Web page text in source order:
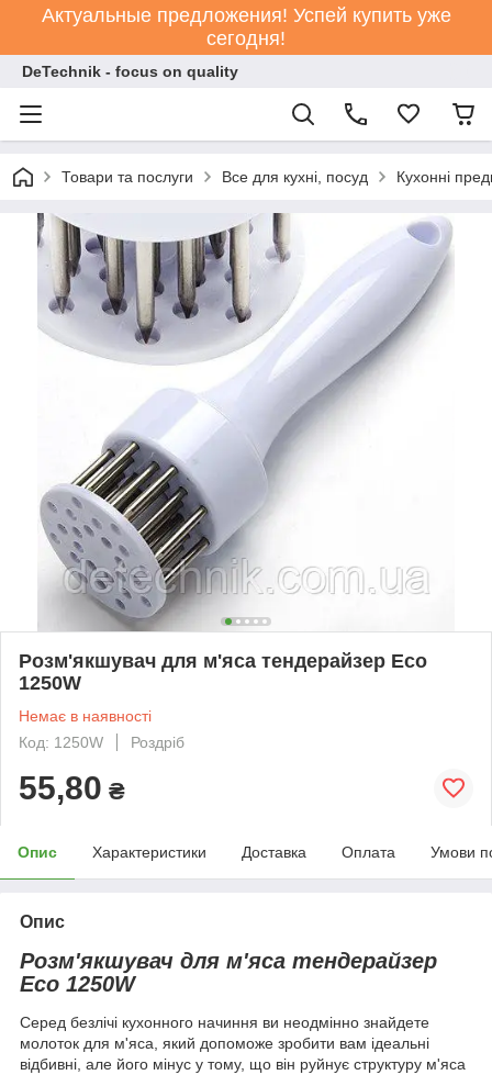
Актуальные предложения! Успей купить уже
сегодня!
DeTechnik - focus on quality
Товари та послуги Все для кухні, посуд Кухонні
Розм'якшувач для м'яса тендерайзер Eco
1250W
Немає в наявності
Код: 1250W
Роздріб
55,80 ₴
Опис Характеристики Доставка Оплата Умови
Опис
Розм'якшувач для м'яса тендерайзер
Eco 1250W
Серед безлічі кухонного начиння ви неодмінно знайдете
молоток для м'яса, який допоможе зробити вам ідеальні
відбивні, але його мінус у тому, що він руйнує структуру м'яса